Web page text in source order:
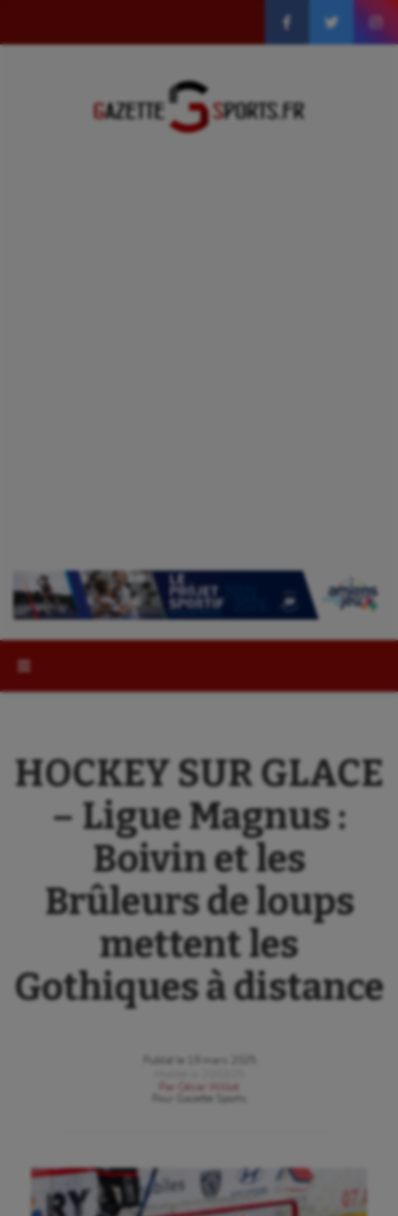
HOCKEY SUR GLACE
– Ligue Magnus :
Boivin et les
Brûleurs de loups
mettent les
Gothiques à distance
Publié le
19 mars 2025
Par
César Willot
Gazette Sports